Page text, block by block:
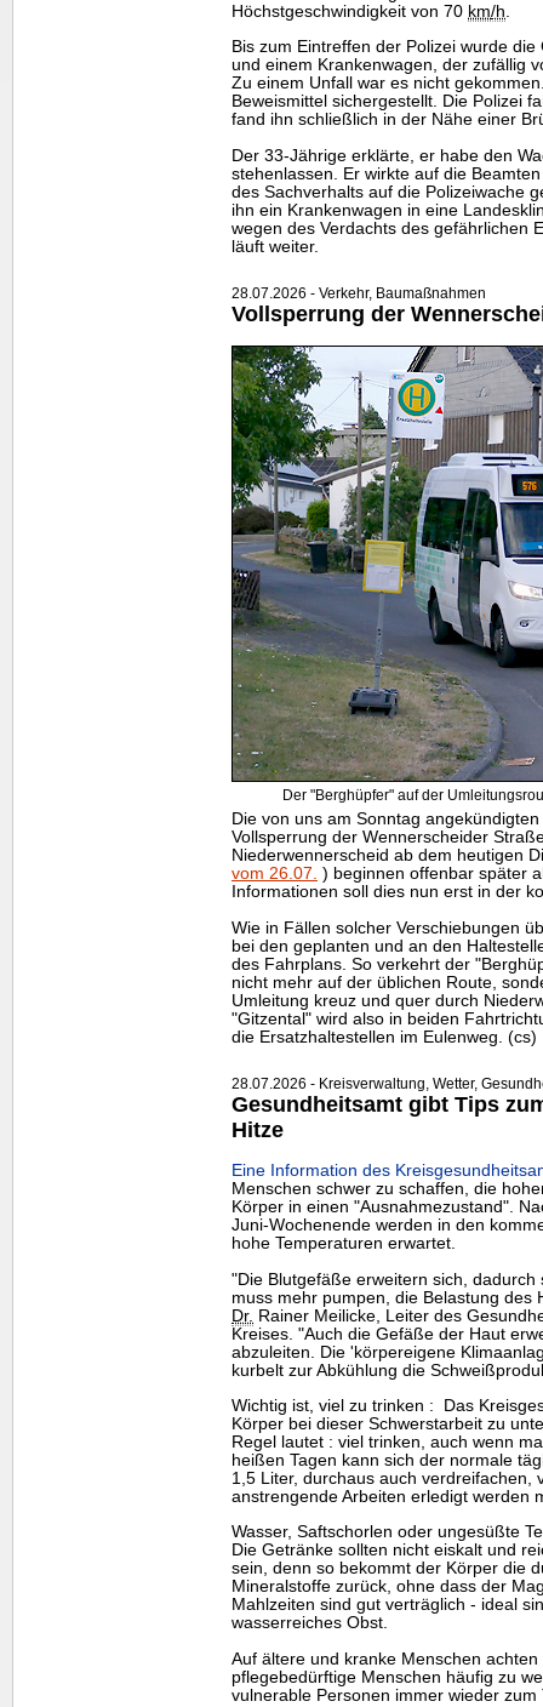
Höchstgeschwindigkeit von 70 km/h
Bis zum Eintreffen der Polizei wurde
und einem Krankenwagen, der zufällig
Zu einem Unfall war es nicht
Beweismittel sichergestellt. Die Polizei
fand ihn schließlich in der Nähe einer
Der 33-Jährige erklärte, er habe den
stehenlassen. Er wirkte auf die
des Sachverhalts auf die Polizeiwache
ihn ein Krankenwagen in eine
wegen des Verdachts des gefährlichen
läuft weiter.
28.07.2026 - Verkehr, Baumaßnahmen
Vollsperrung der
Der "Berghüpfer" auf der
Die von uns am Sonntag
Vollsperrung der Wennerscheider
Niederwennerscheid ab dem heutigen
vom 26.07. ) beginnen offenbar später
Informationen soll dies nun erst in der
Wie in Fällen solcher Verschiebungen
bei den geplanten und an den
des Fahrplans. So verkehrt der
nicht mehr auf der üblichen Route,
Umleitung kreuz und quer durch
"Gitzental" wird also in beiden
die Ersatzhaltestellen im Eulenweg. (cs)
28.07.2026 - Kreisverwaltung, Wetter,
Gesundheitsamt gibt Tips
Hitze
Eine Information des
Menschen schwer zu schaffen, die
Körper in einen "Ausnahmezustand".
Juni-Wochenende werden in den
hohe Temperaturen erwartet.
"Die Blutgefäße erweitern sich,
muss mehr pumpen, die Belastung des
Dr. Rainer Meilicke, Leiter des
Kreises. "Auch die Gefäße der Haut
abzuleiten. Die 'körpereigene
kurbelt zur Abkühlung die
Wichtig ist, viel zu trinken : Das
Körper bei dieser Schwerstarbeit zu
Regel lautet : viel trinken, auch wenn
heißen Tagen kann sich der normale
1,5 Liter, durchaus auch verdreifachen,
anstrengende Arbeiten erledigt werden
Wasser, Saftschorlen oder ungesüßte
Die Getränke sollten nicht eiskalt und
sein, denn so bekommt der Körper die
Mineralstoffe zurück, ohne dass der
Mahlzeiten sind gut verträglich - ideal
wasserreiches Obst.
Auf ältere und kranke Menschen
pflegebedürftige Menschen häufig zu
vulnerable Personen immer wieder